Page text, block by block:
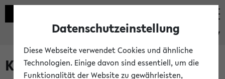
eKVV
Kombisuche im eKVV
Datenschutzeinstellung
Diese Webseite verwendet Cookies und ähnliche
Technologien. Einige davon sind essentiell, um die
Funktionalität der Website zu gewährleisten,